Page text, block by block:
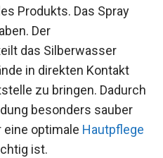
Produkts. Das Spray
Der
das Silberwasser
in direkten Kontakt
zu bringen. Dadurch
besonders sauber
optimale Hautpflege
ist.